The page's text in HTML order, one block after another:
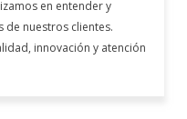
en entender y
de nuestros clientes.
innovación y atención